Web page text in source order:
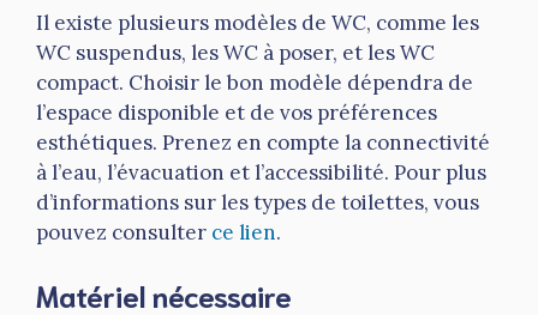
Il existe plusieurs modèles de WC, comme les
WC suspendus, les WC à poser, et les WC
compact. Choisir le bon modèle dépendra de
l’espace disponible et de vos préférences
esthétiques. Prenez en compte la connectivité
à l’eau, l’évacuation et l’accessibilité. Pour plus
d’informations sur les types de toilettes, vous
pouvez consulter ce lien.
Matériel nécessaire